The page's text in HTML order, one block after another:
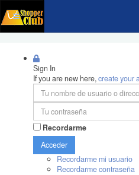
Sign In
If you are new here,create your
Recordarme
Acceder
Recordarme mi usuario
Recordarme contraseña